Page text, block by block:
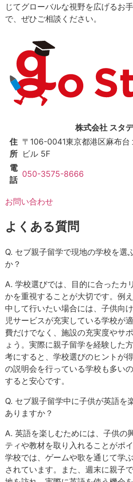
じてグローバルな視野を広げるお
で、ぜひご相談ください。
株式会社 スタ
住
所
〒106-0041東京都港区麻布台
ビル 5F
電
話
050-3575-8666
お問い合わせ
よくある質問
Q. セブ親子留学で現地の学校を選
か？
A. 学校選びでは、目的に合ったカ
かを重視することが大切です。例
中して行いたい場合には、子供向
児サービスが充実している学校が
費だけでなく、施設の充実度やサ
ょう。実際に親子留学を経験した
考にすると、学校選びのヒントが
の説明会を行っている学校も多い
すると安心です。
Q. セブ親子留学中に子供が英語を
ありますか？
A. 英語を楽しむためには、子供の
ティや教材を取り入れることがポ
学校では、ゲームや歌を通じて学
されています。また、週末に親子